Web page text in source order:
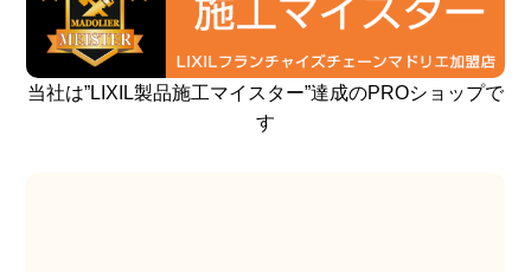
当社は”LIXIL製品施工マイスター”達成のPROショップで
す